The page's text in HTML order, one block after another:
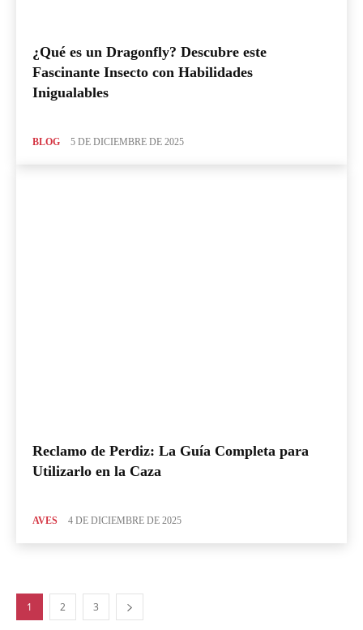
¿Qué es un Dragonfly? Descubre este
Fascinante Insecto con Habilidades
Inigualables
BLOG 5 DE DICIEMBRE DE 2025
Reclamo de Perdiz: La Guía Completa para
Utilizarlo en la Caza
AVES 4 DE DICIEMBRE DE 2025
1 2 3